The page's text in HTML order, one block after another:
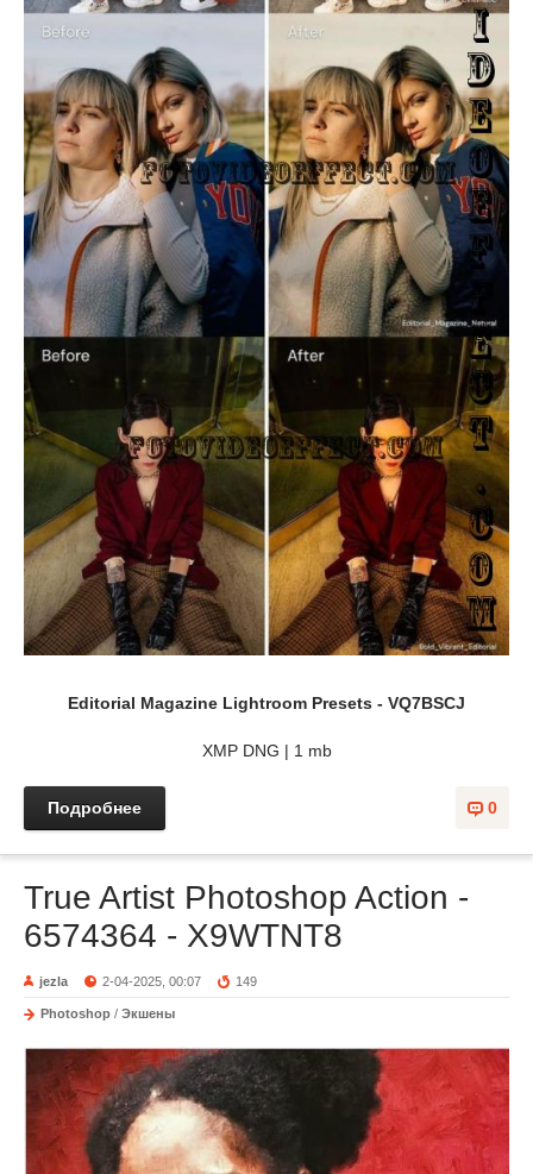
Editorial Magazine Lightroom Presets - VQ7BSCJ
XMP DNG | 1 mb
0
Подробнее
True Artist Photoshop Action -
6574364 - X9WTNT8
jezla 2-04-2025, 00:07 149
Photoshop / Экшены